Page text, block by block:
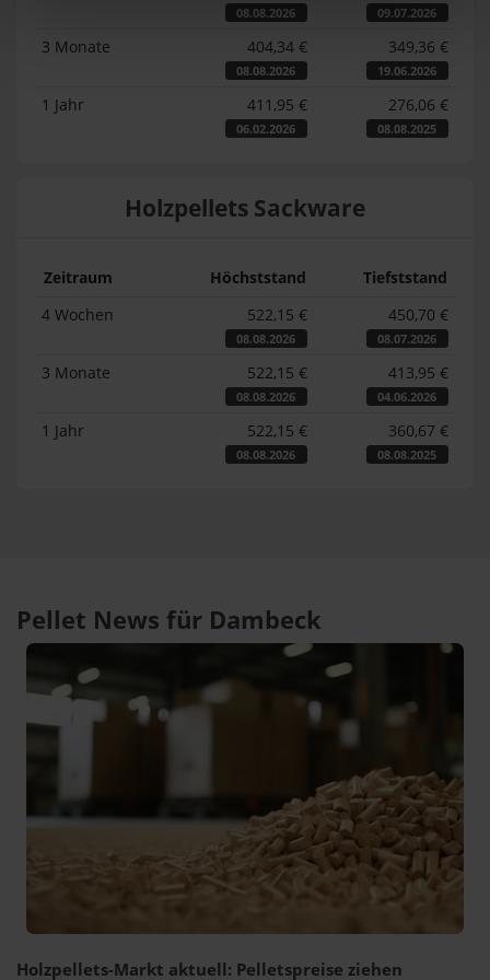
08.08.2026 09.07.2026
3 Monate 404,34 €
08.08.2026
349,36 €
19.06.2026
1 Jahr 411,95 €
06.02.2026
276,06 €
08.08.2025
Holzpellets Sackware
Zeitraum Höchststand
Tiefststand
4 Wochen
522,15 €
08.08.2026
450,70 €
08.07.2026
3 Monate 522,15 €
08.08.2026
413,95 €
04.06.2026
1 Jahr 522,15 €
08.08.2026
360,67 €
08.08.2025
Pellet News für Dambeck
Holzpellets-Markt aktuell: Pelletspreise ziehen